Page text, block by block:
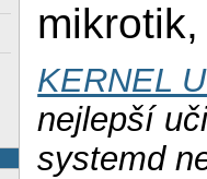
KERNEL
nejlepší
systemd